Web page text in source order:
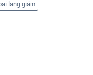
lang giảm